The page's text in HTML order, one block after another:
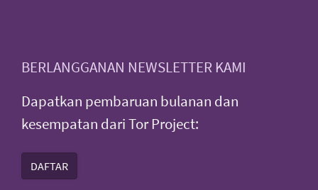
BERLANGGANAN NEWSLETTER KAMI
Dapatkan pembaruan bulanan dan
kesempatan dari Tor Project:
DAFTAR